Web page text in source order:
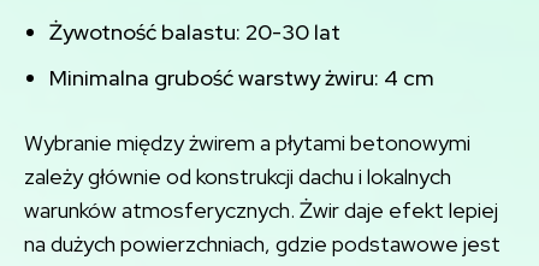
Żywotność balastu: 20-30 lat
Minimalna grubość warstwy żwiru: 4 cm
Wybranie między żwirem a płytami betonowymi
zależy głównie od konstrukcji dachu i lokalnych
warunków atmosferycznych. Żwir daje efekt lepiej
na dużych powierzchniach, gdzie podstawowe jest